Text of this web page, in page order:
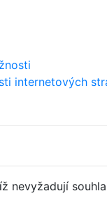
internetových
nevyžadují